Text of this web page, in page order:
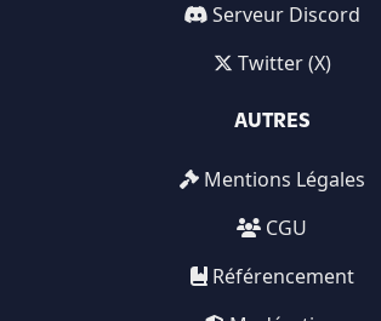
Serveur Discord
Twitter (X)
AUTRES
Mentions Légales
CGU
Référencement